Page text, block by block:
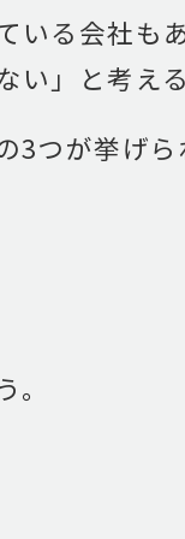
いる会社も
」と考え
つが挙げら